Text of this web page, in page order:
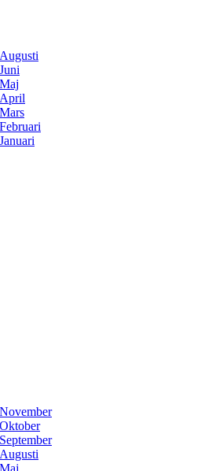
Augusti
Juni
Maj
April
Mars
Februari
Januari
November
Oktober
September
Augusti
Maj